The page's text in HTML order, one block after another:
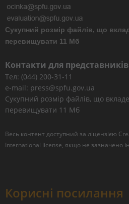
Сукупний розмір файлів, що
перевищувати 11 Мб
Контакти для
Тел: (044) 200-31-11
e-mail: press@spfu.gov.ua
Сукупний розмір файлів, що
перевищувати 11 Мб
Весь контент доступний за ліцензією
International license, якщо не зазначено
Корисні посилання